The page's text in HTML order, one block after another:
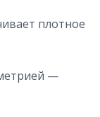
плотное
—